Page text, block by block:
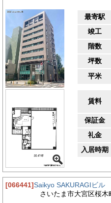
最寄駅
竣工
階数
坪数
平米
賃料
保証金
礼金
入居時期
[066441]Saikyo SAKURAGIビル
さいたま市大宮区桜木